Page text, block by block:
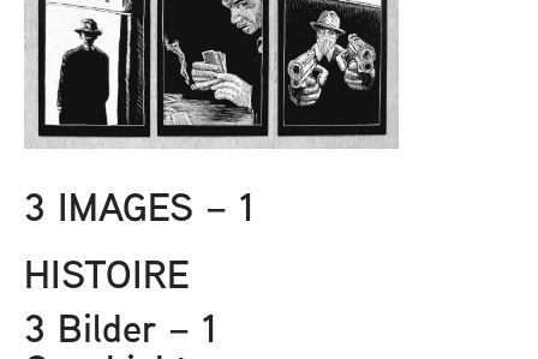
3 IMAGES – 1
HISTOIRE
3 Bilder – 1